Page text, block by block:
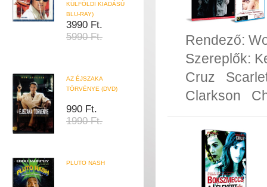
KÜLFÖLDI KIADÁSÚ
BLU-RAY)
3990 Ft.
5990 Ft.
AZ ÉJSZAKA
TÖRVÉNYE (DVD)
990 Ft.
1990 Ft.
PLUTO NASH
Rendező:
Szereplők:
Cruz
Clarkson